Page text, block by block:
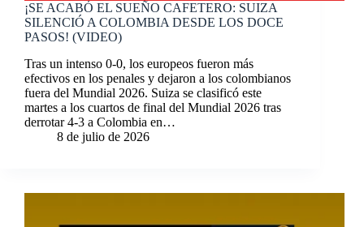
¡SE ACABÓ EL SUEÑO CAFETERO: SUIZA
SILENCIÓ A COLOMBIA DESDE LOS DOCE
PASOS! (VIDEO)
Tras un intenso 0-0, los europeos fueron más
efectivos en los penales y dejaron a los colombianos
fuera del Mundial 2026. Suiza se clasificó este
martes a los cuartos de final del Mundial 2026 tras
derrotar 4-3 a Colombia en…
8 de julio de 2026